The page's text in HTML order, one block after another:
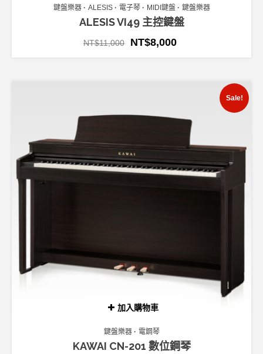
鍵盤樂器 ALESIS 電子琴 MIDI鍵盤 鍵盤樂器
ALESIS VI49 主控鍵盤
NT$11,000 NT$8,000
加入購物車
Sale!
鍵盤樂器 電鋼琴
KAWAI CN-201 數位鋼琴